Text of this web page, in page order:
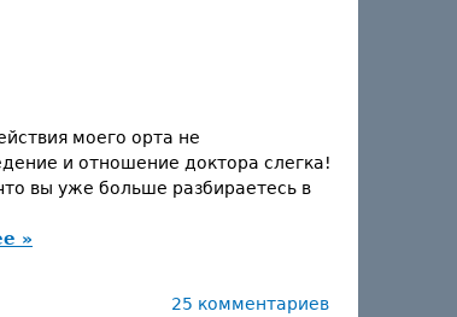
моего орта не
и отношение доктора слегка!
вы уже больше разбираетесь в
»
25 комментариев